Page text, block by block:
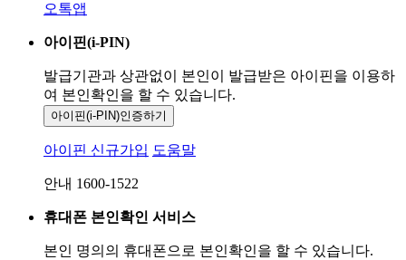
오톡앱
아이핀(i-PIN)
발급기관과 상관없이 본인이 발급받은 아이핀을 이용하
여 본인확인을 할 수 있습니다.
아이핀(i-PIN)인증하기
아이핀 신규가입 도움말
안내 1600-1522
휴대폰 본인확인 서비스
본인 명의의 휴대폰으로 본인확인을 할 수 있습니다.